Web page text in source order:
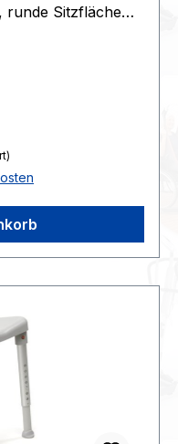
runde Sitzfläche
- SitzflächeØ 33,7
- Farbe